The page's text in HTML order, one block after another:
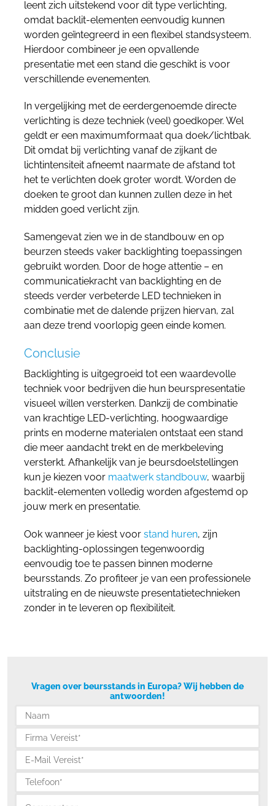
leent zich uitstekend voor dit type verlichting,
omdat backlit-elementen eenvoudig kunnen
worden geïntegreerd in een flexibel standsysteem.
Hierdoor combineer je een opvallende
presentatie met een stand die geschikt is voor
verschillende evenementen.
In vergelijking met de eerdergenoemde directe
verlichting is deze techniek (veel) goedkoper. Wel
geldt er een maximumformaat qua doek/lichtbak.
Dit omdat bij verlichting vanaf de zijkant de
lichtintensiteit afneemt naarmate de afstand tot
het te verlichten doek groter wordt. Worden de
doeken te groot dan kunnen zullen deze in het
midden goed verlicht zijn.
Samengevat zien we in de standbouw en op
beurzen steeds vaker backlighting toepassingen
gebruikt worden. Door de hoge attentie – en
communicatiekracht van backlighting en de
steeds verder verbeterde LED technieken in
combinatie met de dalende prijzen hiervan, zal
aan deze trend voorlopig geen einde komen.
Conclusie
Backlighting is uitgegroeid tot een waardevolle
techniek voor bedrijven die hun beurspresentatie
visueel willen versterken. Dankzij de combinatie
van krachtige LED-verlichting, hoogwaardige
prints en moderne materialen ontstaat een stand
die meer aandacht trekt en de merkbeleving
versterkt. Afhankelijk van je beursdoelstellingen
kun je kiezen voor maatwerk standbouw, waarbij
backlit-elementen volledig worden afgestemd op
jouw merk en presentatie.
Ook wanneer je kiest voor stand huren, zijn
backlighting-oplossingen tegenwoordig
eenvoudig toe te passen binnen moderne
beursstands. Zo profiteer je van een professionele
uitstraling en de nieuwste presentatietechnieken
zonder in te leveren op flexibiliteit.
Vragen over beursstands in Europa? Wij hebben de
antwoorden!